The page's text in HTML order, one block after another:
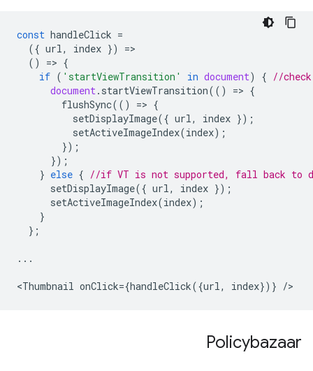
const handleClick =
({ url, index }) =
()
=> {
if ( 'startViewTransition' in document) { //
document. startViewTransition(() => {
flushSync(() => {
setDisplayImage({ url, index });
setActiveImageIndex(index);
});
});
} else { //if VT is not supported, fall back to
setDisplayImage({ url, index });
setActiveImageIndex(index);
}
};
...
<Thumbnail onClick={handleClick({url, index})} /
Policybazaar